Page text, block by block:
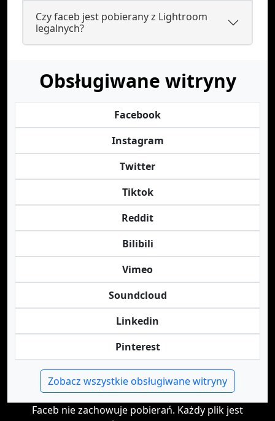
Czy faceb jest pobierany z Lightroom
legalnych?
Obsługiwane witryny
Facebook
Instagram
Twitter
Tiktok
Reddit
Bilibili
Vimeo
Soundcloud
Linkedin
Pinterest
Zobacz wszystkie obsługiwane witryny
Faceb nie zachowuje pobierań. Każdy plik jest